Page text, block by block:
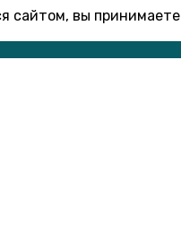
сайтом, вы принимаете